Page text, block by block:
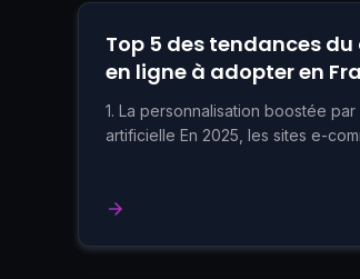
Top 5 des tendances
en ligne à adopter en
2025
1. La personnalisation boostée
artificielle En 2025, les sites e-